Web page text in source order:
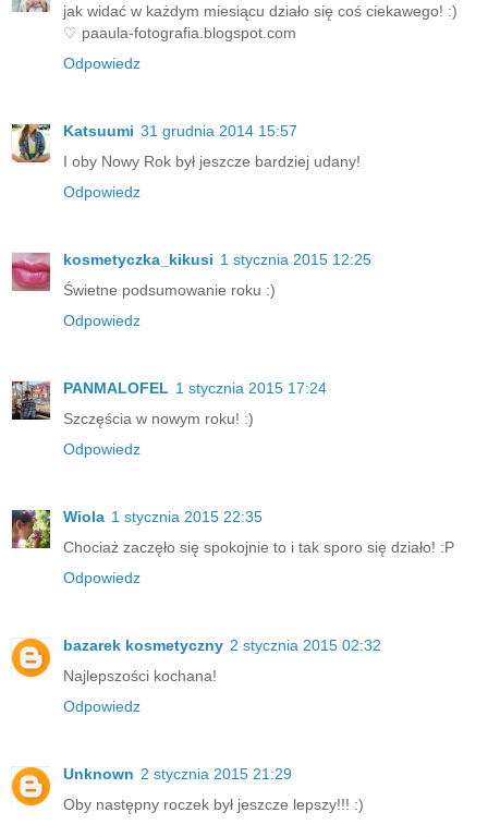
jak widać w każdym miesiącu działo się coś ciekawego! :)
♡ paaula-fotografia.blogspot.com
Odpowiedz
Katsuumi 31 grudnia 2014 15:57
I oby Nowy Rok był jeszcze bardziej udany!
Odpowiedz
kosmetyczka_kikusi 1 stycznia 2015 12:25
Świetne podsumowanie roku :)
Odpowiedz
PANMALOFEL 1 stycznia 2015 17:24
Szczęścia w nowym roku! :)
Odpowiedz
Wiola 1 stycznia 2015 22:35
Chociaż zaczęło się spokojnie to i tak sporo się działo! :P
Odpowiedz
bazarek kosmetyczny 2 stycznia 2015 02:32
Najlepszości kochana!
Odpowiedz
Unknown 2 stycznia 2015 21:29
Oby następny roczek był jeszcze lepszy!!! :)